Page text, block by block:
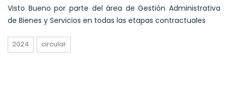
Visto Bueno por parte del área de Gestión Administrativa
de Bienes y Servicios en todas las etapas contractuales
2024 circular